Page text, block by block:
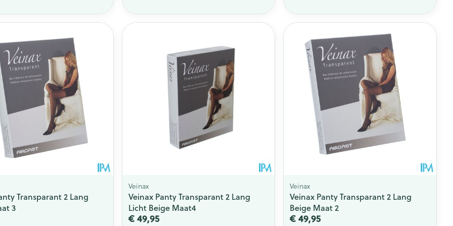
Supplementen
middelen
Parfums en
geurproducten
CBD
Mondmaskers
Transparant 2 Lang
3
Veinax
Veinax Panty Transparant 2 Lang
Licht Beige Maat4
€ 49,95
Veinax
Veinax Panty Transparant 2 Lang
Beige Maat 2
€ 49,95